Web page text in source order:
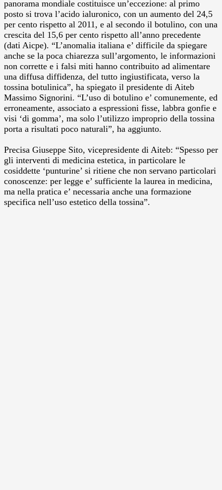
panorama mondiale costituisce un’eccezione: al primo
posto si trova l’acido ialuronico, con un aumento del 24,5
per cento rispetto al 2011, e al secondo il botulino, con una
crescita del 15,6 per cento rispetto all’anno precedente
(dati Aicpe). “L’anomalia italiana e’ difficile da spiegare
anche se la poca chiarezza sull’argomento, le informazioni
non corrette e i falsi miti hanno contribuito ad alimentare
una diffusa diffidenza, del tutto ingiustificata, verso la
tossina botulinica”, ha spiegato il presidente di Aiteb
Massimo Signorini. “L’uso di botulino e’ comunemente, ed
erroneamente, associato a espressioni fisse, labbra gonfie e
visi ‘di gomma’, ma solo l’utilizzo improprio della tossina
porta a risultati poco naturali”, ha aggiunto.
Precisa Giuseppe Sito, vicepresidente di Aiteb: “Spesso per
gli interventi di medicina estetica, in particolare le
cosiddette ‘punturine’ si ritiene che non servano particolari
conoscenze: per legge e’ sufficiente la laurea in medicina,
ma nella pratica e’ necessaria anche una formazione
specifica nell’uso estetico della tossina”.